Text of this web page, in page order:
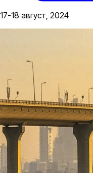
17-18 август, 2024